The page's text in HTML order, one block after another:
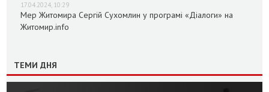
17.04.2024, 10:29
Мер Житомира Сергій Сухомлин у програмі «Діалоги» на
Житомир.info
ТЕМИ ДНЯ